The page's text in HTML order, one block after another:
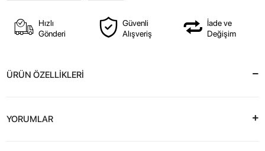
Hızlı
Gönderi
Güvenli
Alışveriş
İade ve
Değişim
ÜRÜN ÖZELLİKLERİ
YORUMLAR